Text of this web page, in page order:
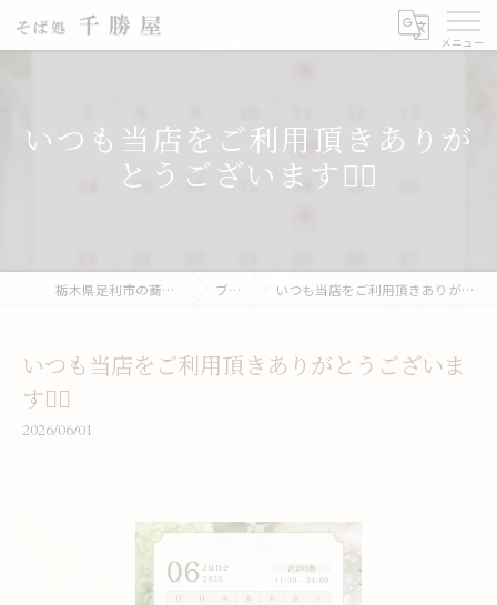
いつも当店をご利用頂きありが
とうございます🙇‍♂️
栃木県足利市の蕎麦なら千勝屋 ブログ いつも当店をご利用頂きありがとうございます🙇‍♂️
いつも当店をご利用頂きありがとうございま
す🙇‍♂️
2026/06/01